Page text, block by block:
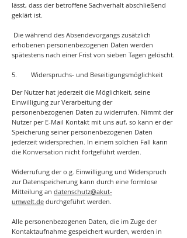
lässt, dass der betroffene Sachverhalt abschließend
geklärt ist.
Die während des Absendevorgangs zusätzlich
erhobenen personenbezogenen Daten werden
spätestens nach einer Frist von sieben Tagen gelöscht.
5. Widerspruchs- und Beseitigungsmöglichkeit
Der Nutzer hat jederzeit die Möglichkeit, seine
Einwilligung zur Verarbeitung der
personenbezogenen Daten zu widerrufen. Nimmt der
Nutzer per E-Mail Kontakt mit uns auf, so kann er der
Speicherung seiner personenbezogenen Daten
jederzeit widersprechen. In einem solchen Fall kann
die Konversation nicht fortgeführt werden.
Widerrufung der o.g. Einwilligung und Widerspruch
zur Datenspeicherung kann durch eine formlose
Mitteilung an datenschutz@akut-
umwelt.de durchgeführt werden.
Alle personenbezogenen Daten, die im Zuge der
Kontaktaufnahme gespeichert wurden, werden in